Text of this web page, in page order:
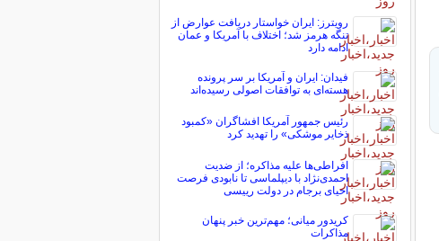
رویترز: ایران خواستار دریافت عوارض از
تنگه هرمز شد؛ اختلاف با آمریکا و عمان
ادامه دارد
فیدان: ایران و آمریکا بر سر پرونده
هسته‌ای به توافقات اصولی رسیده‌اند
رئیس جمهور آمریکا افشاگران «کمبود
ذخایر موشکی» را تهدید کرد
افراطی‌ها علیه مذاکره؛ از ضدیت
احمدی‌نژاد با دیپلماسی تا نابودی فرصت
احیای برجام در دولت رییسی
کریدور میانی؛ مهم‌ترین خبر پنهان
مذاکرات